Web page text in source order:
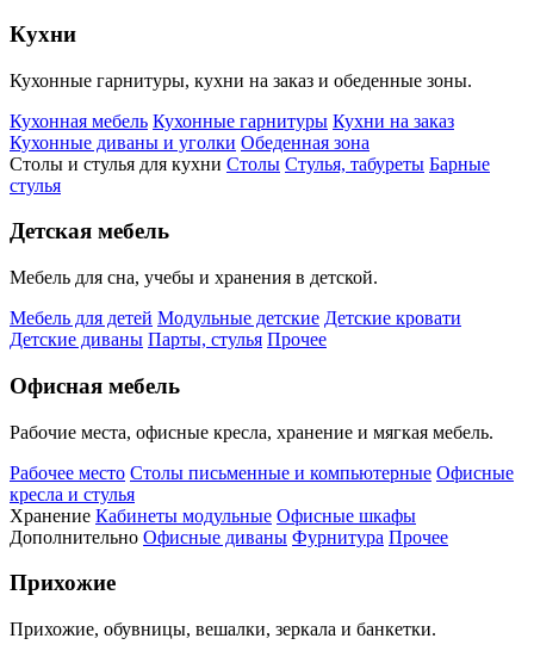
Кухни
Кухонные гарнитуры, кухни на заказ и обеденные зоны.
Кухонная мебель Кухонные гарнитуры Кухни на заказ
Кухонные диваны и уголки Обеденная зона
Столы и стулья для кухни Столы Стулья, табуреты Барные
стулья
Детская мебель
Мебель для сна, учебы и хранения в детской.
Мебель для детей Модульные детские Детские кровати
Детские диваны Парты, стулья Прочее
Офисная мебель
Рабочие места, офисные кресла, хранение и мягкая мебель.
Рабочее место Столы письменные и компьютерные Офисные
кресла и стулья
Хранение Кабинеты модульные Офисные шкафы
Дополнительно Офисные диваны Фурнитура Прочее
Прихожие
Прихожие, обувницы, вешалки, зеркала и банкетки.